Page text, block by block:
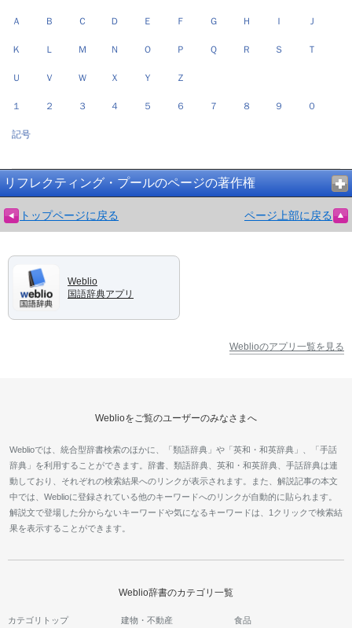
Ａ Ｂ Ｃ Ｄ Ｅ Ｆ Ｇ Ｈ Ｉ Ｊ
Ｋ Ｌ Ｍ Ｎ Ｏ Ｐ Ｑ Ｒ Ｓ Ｔ
Ｕ Ｖ Ｗ Ｘ Ｙ Ｚ
１ ２ ３ ４ ５ ６ ７ ８ ９ ０
記号
リフレクティング・プールのページの著作権
トップページに戻る ページ上部に戻る
Weblio
国語辞典アプリ
Weblioのアプリ一覧を見る
Weblioをご覧のユーザーのみなさまへ
Weblioでは、統合型辞書検索のほかに、「類語辞典」や「英和・和英辞典」、「手話
辞典」を利用することができます。辞書、類語辞典、英和・和英辞典、手話辞典は連
動しており、それぞれの検索結果へのリンクが表示されます。また、解説記事の本文
中では、Weblioに登録されている他のキーワードへのリンクが自動的に貼られます。
解説文で登場した分からないキーワードや気になるキーワードは、1クリックで検索結
果を表示することができます。
Weblio辞書のカテゴリ一覧
カテゴリトップ 建物・不動産 食品